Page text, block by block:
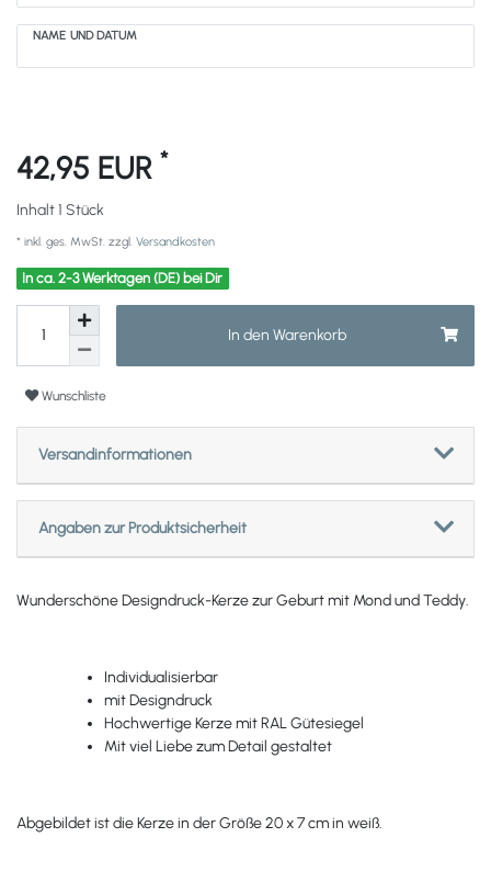
NAME UND DATUM
42,95 EUR *
Inhalt1 Stück
* inkl. ges. MwSt. zzgl. Versandkosten
In ca. 2-3 Werktagen (DE) bei Dir
In den Warenkorb
Wunschliste
Versandinformationen
Angaben zur Produktsicherheit
Wunderschöne Designdruck-Kerze zur Geburt mit Mond und Teddy.
Individualisierbar
mit Designdruck
Hochwertige Kerze mit RAL Gütesiegel
Mit viel Liebe zum Detail gestaltet
Abgebildet ist die Kerze in der Größe 20 x 7 cm in weiß.